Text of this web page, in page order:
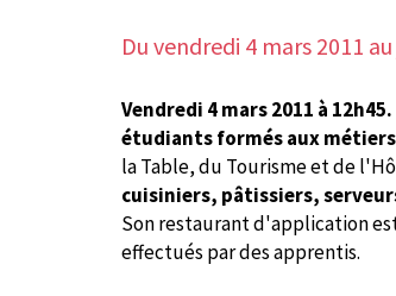
Du vendredi 4 mars 2011
Vendredi 4 mars 2011 à 12h45.
étudiants formés aux
la Table, du Tourisme et de
cuisiniers, pâtissiers,
Son restaurant d'application
effectués par des apprentis.